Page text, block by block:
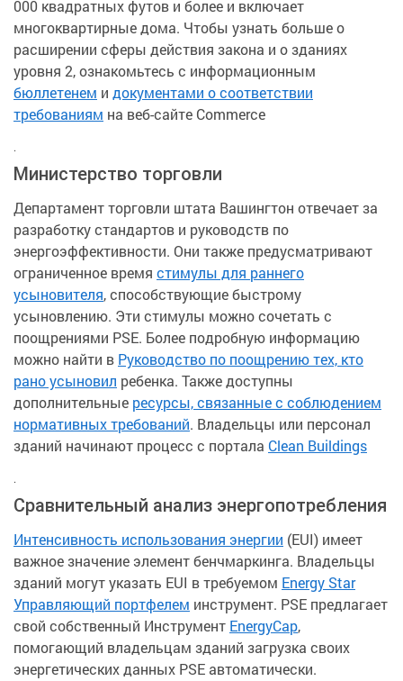
000 квадратных футов и более и включает
многоквартирные дома. Чтобы узнать больше о
расширении сферы действия закона и о зданиях
уровня 2, ознакомьтесь с информационным
бюллетенем и документами о соответствии
требованиям на веб-сайте Commerce
.
Министерство торговли
Департамент торговли штата Вашингтон отвечает за
разработку стандартов и руководств по
энергоэффективности. Они также предусматривают
ограниченное время стимулы для раннего
усыновителя, способствующие быстрому
усыновлению. Эти стимулы можно сочетать с
поощрениями PSE. Более подробную информацию
можно найти в Руководство по поощрению тех, кто
рано усыновил ребенка. Также доступны
дополнительные ресурсы, связанные с соблюдением
нормативных требований. Владельцы или персонал
зданий начинают процесс с портала Clean Buildings
.
Сравнительный анализ энергопотребления
Интенсивность использования энергии (EUI) имеет
важное значение элемент бенчмаркинга. Владельцы
зданий могут указать EUI в требуемом Energy Star
Управляющий портфелем инструмент. PSE предлагает
свой собственный Инструмент EnergyCap,
помогающий владельцам зданий загрузка своих
энергетических данных PSE автоматически.